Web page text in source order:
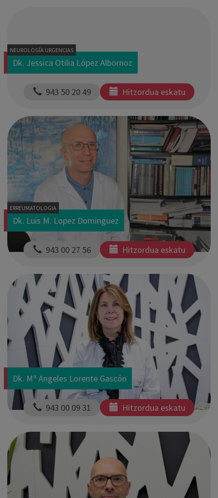
NEUROLOGÍA URGENCIAS
Dk. Jessica Otilia López Albornoz
943 50 20 49 Hitzordua eskatu
ERREUMATOLOGIA
Dk. Luis M. Lopez Dominguez
943 00 27 56 Hitzordua eskatu
Dk. Mª Angeles Lorente Gascón
943 00 09 31 Hitzordua eskatu